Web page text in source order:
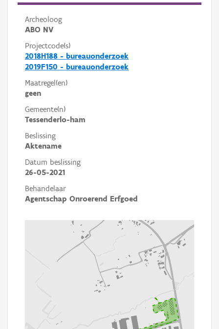
Archeoloog
ABO NV
Projectcode(s)
2018H188 - bureauonderzoek
2019F150 - bureauonderzoek
Maatregel(en)
geen
Gemeente(n)
Tessenderlo-ham
Beslissing
Aktename
Datum beslissing
26-05-2021
Behandelaar
Agentschap Onroerend Erfgoed